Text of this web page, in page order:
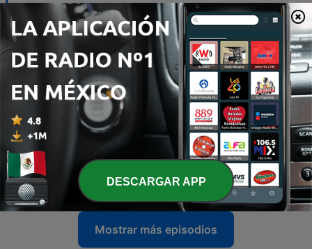
25 - Disco Flavor #24 - Danny Wild
16 ene. 2019
24 - Disco Flavor #23 (Christmas Edition) - Danny
19 dic. 2018
23 - Disco Flavor #22 - Danny Wild
26 nov. 2018
22 - Disco Flavor #21 - Danny Wild
30 oct. 2018
Mostrar más episodios
DESCARGAR APP